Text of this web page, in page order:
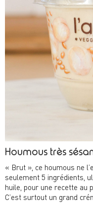
tartines de pain et autres
Si vous êtes chauds pour
avec des crackers, du
Houmous très
« Brut », ce houmous ne
seulement 5 ingrédients,
huile, pour une recette au
C’est surtout un grand